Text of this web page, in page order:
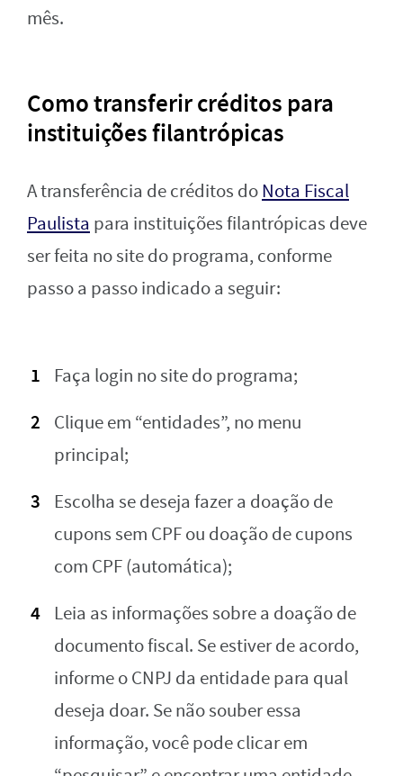
mês.
Como transferir créditos para
instituições filantrópicas
A transferência de créditos doNota Fiscal
Paulista para instituições filantrópicas deve
ser feita no site do programa, conforme
passo a passo indicado a seguir:
Faça login no site do programa;
Clique em “entidades”, no menu
principal;
Escolha se deseja fazer a doação de
cupons sem CPF ou doação de cupons
com CPF (automática);
Leia as informações sobre a doação de
documento fiscal. Se estiver de acordo,
informe o CNPJ da entidade para qual
deseja doar. Se não souber essa
informação, você pode clicar em